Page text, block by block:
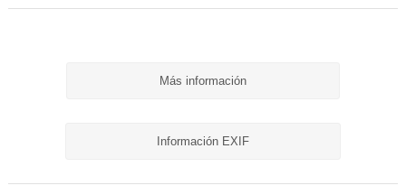
Más información
Información EXIF